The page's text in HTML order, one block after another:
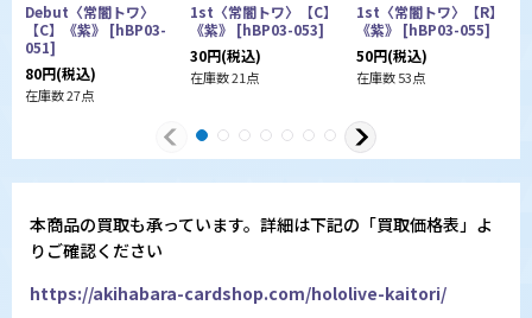
Debut〈常闇トワ〉
【C】《紫》 [hBP03-
051]
80円(税込)
在庫数 27点
1st〈常闇トワ〉【C】
《紫》 [hBP03-053]
30円(税込)
在庫数 21点
1st〈常闇トワ〉【R】
《紫》 [hBP03-055]
50円(税込)
在庫数 53点
本商品の買取も承っています。詳細は下記の「買取価格表」よ
りご確認ください
https://akihabara-cardshop.com/hololive-kaitori/